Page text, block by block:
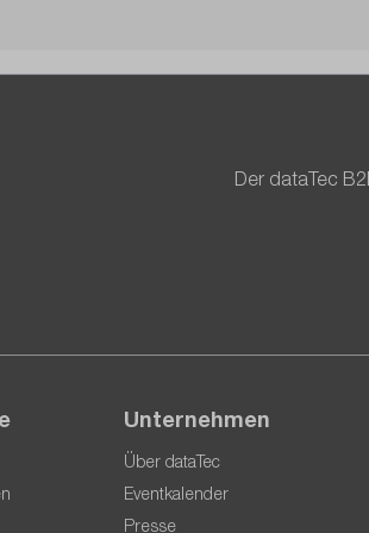
Der dataTec
Unternehmen
Über dataTec
Eventkalender
Presse